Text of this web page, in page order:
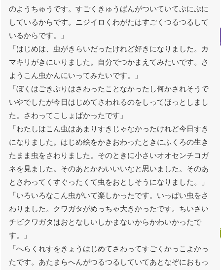
のようちゅうです。すごくきゅうばんがついていてぷにぷに
しているからです。ニジイロくわがたはすごくつるつるして
いるからです。」
「はじめは、虫がきらいだったけれど好きになりました。カ
マキリがきにいりました。自分でつかまえてみたいです。さ
ようこん虫かんにいってみたいです。」
「ぼくはごきぶりはさわったことなかったし何かされそうで
いやでしたが今日はじめてさわれるのをしってほっとしまし
た。さわってこしょばかったです」
「わたしはこん虫はあまりすきじゃなかったけれど今日すき
になりました。はじめ絵をかきおわったときにふくろの生き
たまま虫をさわりました。そのときに小さいオオセンチコガ
ネを見ました。そのあとかわいいいなと思いました。そのあ
とさわってくすぐったくて虫をおとしそうになりました。」
「いろいろなこん虫がいて楽しかったです。いっぱい虫をさ
わりました。クワガタがめっちゃ大きかったです。ちいさい
チビクワガタはおとなしいしかまないからかわいかったで
す。」
「へらくれすをきょうはじめてさわってすごくかっこよかっ
たです。あたまらへんがつるつるしていてあとなぞにおもっ